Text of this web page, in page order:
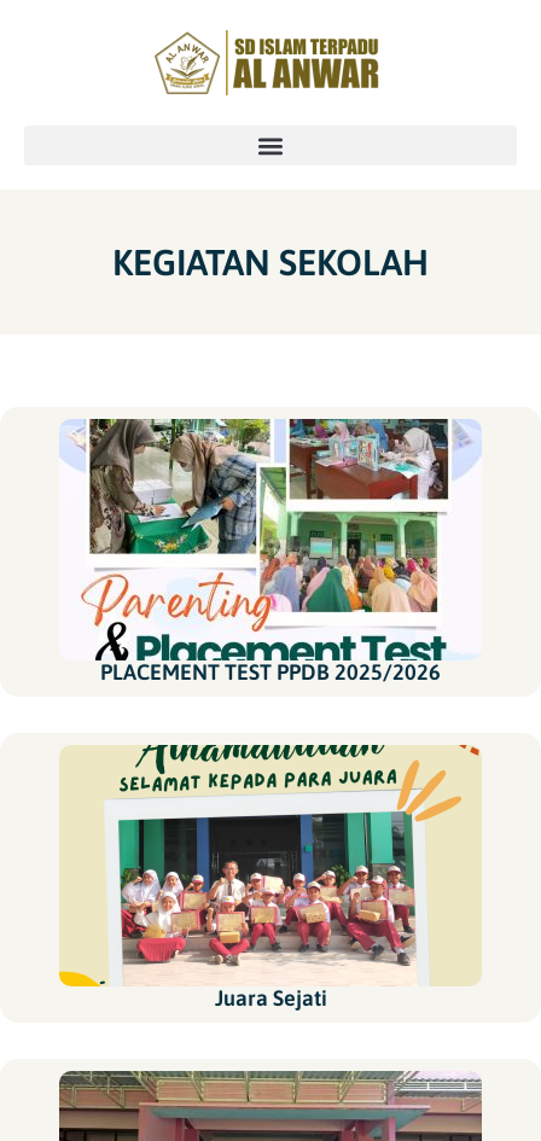
KEGIATAN SEKOLAH
PLACEMENT TEST PPDB 2025/2026
Juara Sejati